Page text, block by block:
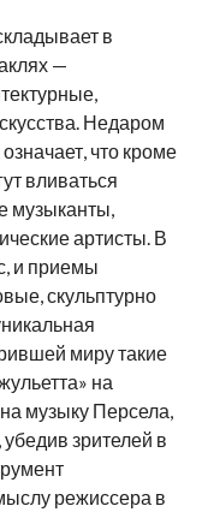
в
—
Недаром
что кроме
вливаться
музыканты,
артисты. В
и приемы
скульптурно
миру такие
на
музыку Персела,
зрителей в
режиссера в